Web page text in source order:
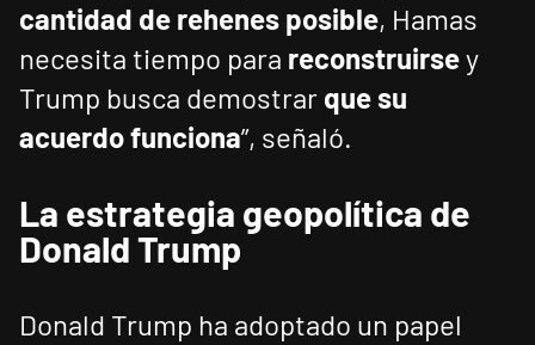
cantidad de rehenes posible, Hamas
necesita tiempo para reconstruirsey
Trump busca demostrar que su
acuerdo funciona”, señaló.
La estrategia geopolítica de
Donald Trump
Donald Trump ha adoptado un papel